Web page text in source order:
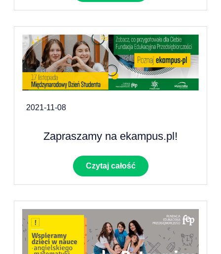
2021-11-08
Zapraszamy na ekampus.pl!
Czytaj całość